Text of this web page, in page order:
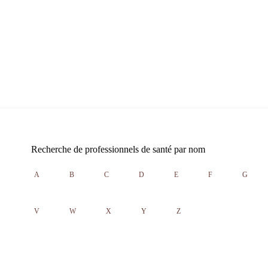
Recherche de professionnels de santé par nom
A B C D E F G
V W X Y Z